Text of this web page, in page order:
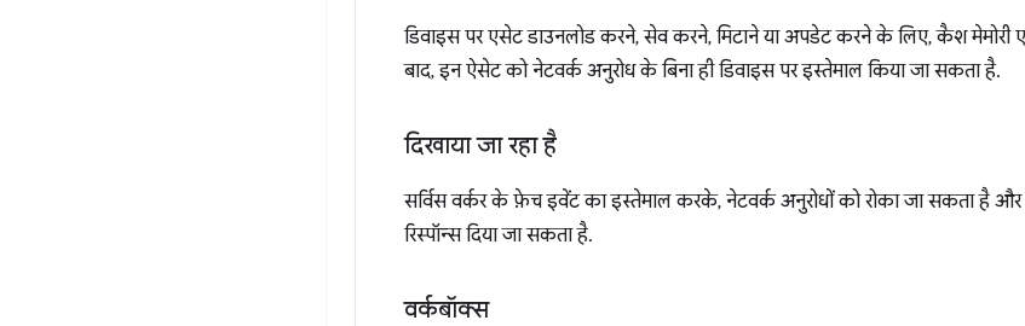
डिवाइस पर एसेट डाउनलोड करने, सेव करने, मिटाने या अपडेट करने के लिए, कैश
बाद, इन ऐसेट को नेटवर्क अनुरोध के बिना ही डिवाइस पर इस्तेमाल किया जा सकता है.
दिखाया जा रहा है
सर्विस वर्कर के फ़ेच इवेंट का इस्तेमाल करके, नेटवर्क अनुरोधों को रोका जा सकता
रिस्पॉन्स दिया जा सकता है.
वर्कबॉक्स